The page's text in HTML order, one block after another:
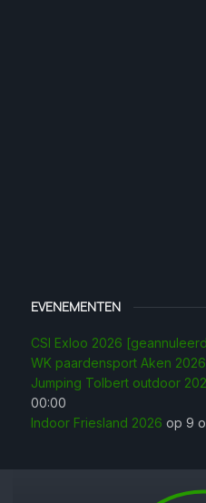
EVENEMENTEN
CSI Exloo 2026
WK paardensport Aken 2026
Jumping Tolbert outdoor
00:00
Indoor Friesland 2026 op 9